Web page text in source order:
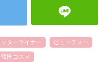
ッターライナー ビューティー
韓国コスメ